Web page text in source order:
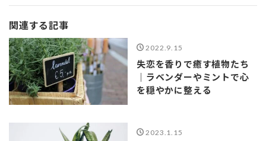
関連する記事
2022.9.15
失恋を香りで癒す植物たち
｜ラベンダーやミントで心
を穏やかに整える
2023.1.15